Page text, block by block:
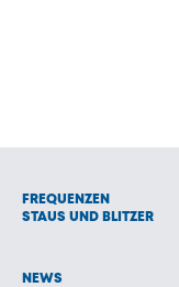
FREQUENZEN
STAUS UND BLITZER
NEWS